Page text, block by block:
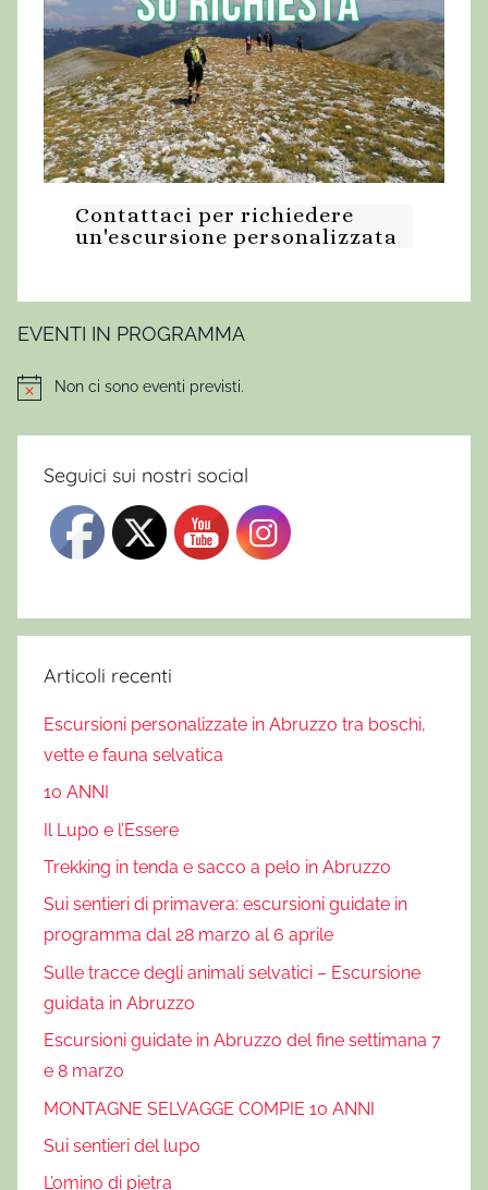
Contattaci per richiedere
un'escursione personalizzata
EVENTI IN PROGRAMMA
NoticeNon ci sono eventi previsti.
Seguici sui nostri social
Articoli recenti
Escursioni personalizzate in Abruzzo tra boschi,
vette e fauna selvatica
10 ANNI
Il Lupo e l’Essere
Trekking in tenda e sacco a pelo in Abruzzo
Sui sentieri di primavera: escursioni guidate in
programma dal 28 marzo al 6 aprile
Sulle tracce degli animali selvatici – Escursione
guidata in Abruzzo
Escursioni guidate in Abruzzo del fine settimana 7
e 8 marzo
MONTAGNE SELVAGGE COMPIE 10 ANNI
Sui sentieri del lupo
L’omino di pietra